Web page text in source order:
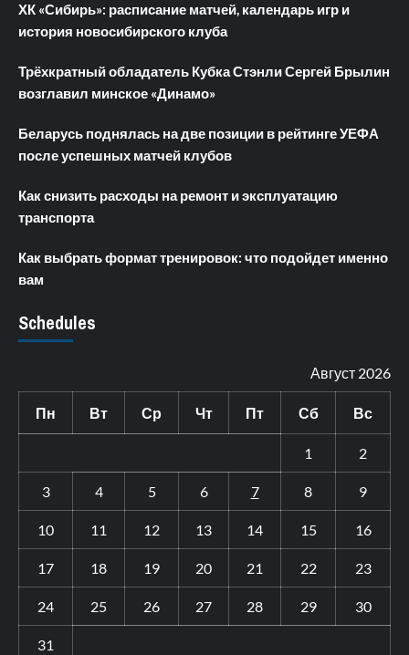
ХК «Сибирь»: расписание матчей, календарь игр и
история новосибирского клуба
Трёхкратный обладатель Кубка Стэнли Сергей Брылин
возглавил минское «Динамо»
Беларусь поднялась на две позиции в рейтинге УЕФА
после успешных матчей клубов
Как снизить расходы на ремонт и эксплуатацию
транспорта
Как выбрать формат тренировок: что подойдет именно
вам
Schedules
Август 2026
Пн Вт Ср Чт Пт Сб Вс
1 2
3 4 5 6 7 8 9
10 11 12 13 14 15 16
17 18 19 20 21 22 23
24 25 26 27 28 29 30
31